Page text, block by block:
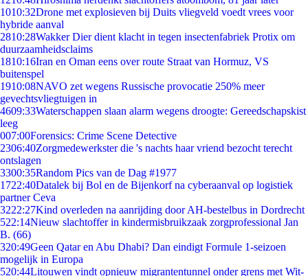
1010:32Drone met explosieven bij Duits vliegveld voedt vrees voor
hybride aanval
2810:28Wakker Dier dient klacht in tegen insectenfabriek Protix om
duurzaamheidsclaims
1810:16Iran en Oman eens over route Straat van Hormuz, VS
buitenspel
1910:08NAVO zet wegens Russische provocatie 250% meer
gevechtsvliegtuigen in
4609:33Waterschappen slaan alarm wegens droogte: Gereedschapskist
leeg
007:00Forensics: Crime Scene Detective
2306:40Zorgmedewerkster die 's nachts haar vriend bezocht terecht
ontslagen
3300:35Random Pics van de Dag #1977
1722:40Datalek bij Bol en de Bijenkorf na cyberaanval op logistiek
partner Ceva
3222:27Kind overleden na aanrijding door AH-bestelbus in Dordrecht
522:14Nieuw slachtoffer in kindermisbruikzaak zorgprofessional Jan
B. (66)
320:49Geen Qatar en Abu Dhabi? Dan eindigt Formule 1-seizoen
mogelijk in Europa
520:44Litouwen vindt opnieuw migrantentunnel onder grens met Wit-